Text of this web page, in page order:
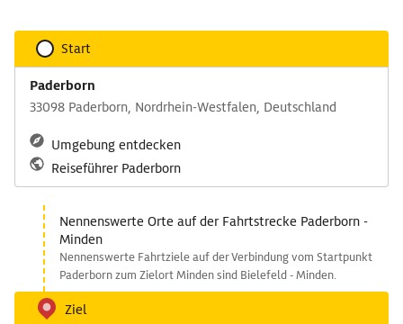
Start
Paderborn
33098 Paderborn, Nordrhein-Westfalen, Deutschland
Umgebung entdecken
Reiseführer Paderborn
Nennenswerte Orte auf der Fahrtstrecke Paderborn -
Minden
Nennenswerte Fahrtziele auf der Verbindung vom Startpunkt
Paderborn zum Zielort Minden sind Bielefeld - Minden.
Ziel